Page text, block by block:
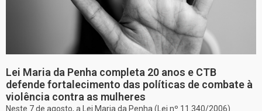
Lei Maria da Penha completa 20 anos e CTB
defende fortalecimento das políticas de combate à
violência contra as mulheres
Neste 7 de agosto, a Lei Maria da Penha (Lei nº 11.340/2006)